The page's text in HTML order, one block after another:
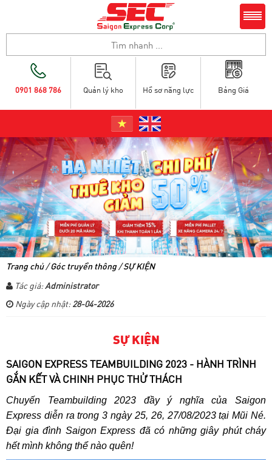
Bảng Giá
Hồ sơ năng lực
Quản lý kho
0901 868 786
Trang chủ/Góc truyền thông/SỰ KIỆN
Tác giả:Administrator
Ngày cập nhật:28-04-2026
SỰ KIỆN
SAIGON EXPRESS TEAMBUILDING 2023 - HÀNH TRÌNH
GẮN KẾT VÀ CHINH PHỤC THỬ THÁCH
Chuyến Teambuilding 2023 đầy ý nghĩa của Saigon
Express diễn ra trong 3 ngày 25, 26, 27/08/2023 tại Mũi Né.
Đại gia đình Saigon Express đã có những giây phút cháy
hết mình không thể nào quên!